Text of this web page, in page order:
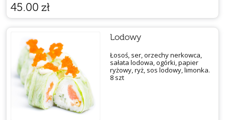
45.00 zł
Lodowy
Łosoś, ser, orzechy nerkowca,
sałata lodowa, ogórki, papier
ryżowy, ryż, sos lodowy, limonka.
8 szt